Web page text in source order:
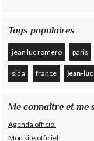
Tags populaires
jean luc romero paris
sida france jean-
Me connaître et me
Agenda officiel
Mon site officiel